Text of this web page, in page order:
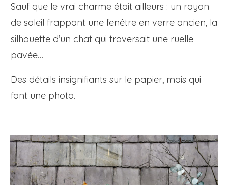
Sauf que le vrai charme était ailleurs : un rayon
de soleil frappant une fenêtre en verre ancien, la
silhouette d’un chat qui traversait une ruelle
pavée…
Des détails insignifiants sur le papier, mais qui
font une photo.